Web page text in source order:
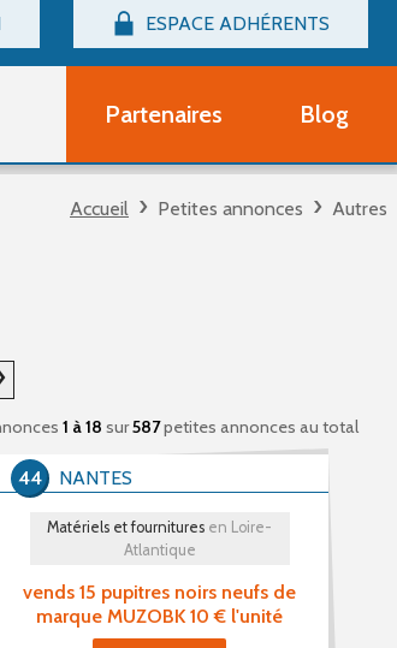
Vocal
ESPACE ADHÉRENTS
Connexion
Partenaires Blog
Accueil Petites annonces Autres
1 à 18 sur587petites annonces au total
vends 15 pupitres noirs neufs de
marque MUZOBK 10 € l'unité
Matériels et fournitures en Loire-
Atlantique
NANTES
44